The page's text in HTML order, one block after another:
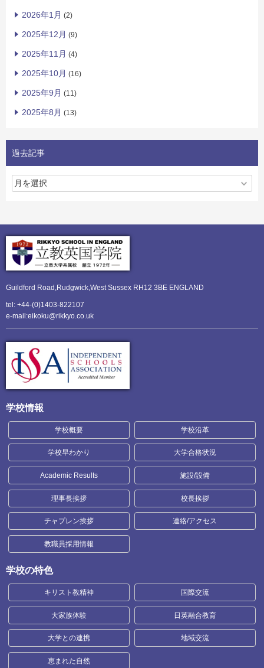
2026年1月 (2)
2025年12月 (9)
2025年11月 (4)
2025年10月 (16)
2025年9月 (11)
2025年8月 (13)
過去記事
Guildford Road,Rudgwick,West Sussex RH12 3BE ENGLAND
tel: +44-(0)1403-822107
e-mail:eikoku@rikkyo.co.uk
学校情報
学校概要 学校沿革
学校早わかり 大学合格状況
Academic Results 施設/設備
理事長挨拶 校長挨拶
チャプレン挨拶 連絡/アクセス
教職員採用情報
学校の特色
キリスト教精神 国際交流
大家族体験 日英融合教育
大学との連携 地域交流
恵まれた自然